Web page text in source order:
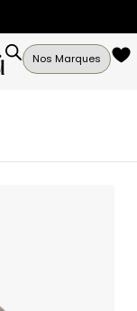
Nos Marques